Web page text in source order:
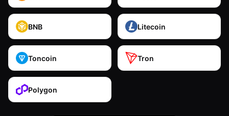
BNB Litecoin
Toncoin Tron
Polygon